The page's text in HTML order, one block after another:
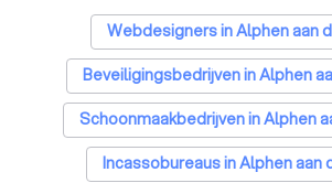
Webdesigners in Alphen aan
Beveiligingsbedrijven in Alphen
Schoonmaakbedrijven in Alphen
Incassobureaus in Alphen aan